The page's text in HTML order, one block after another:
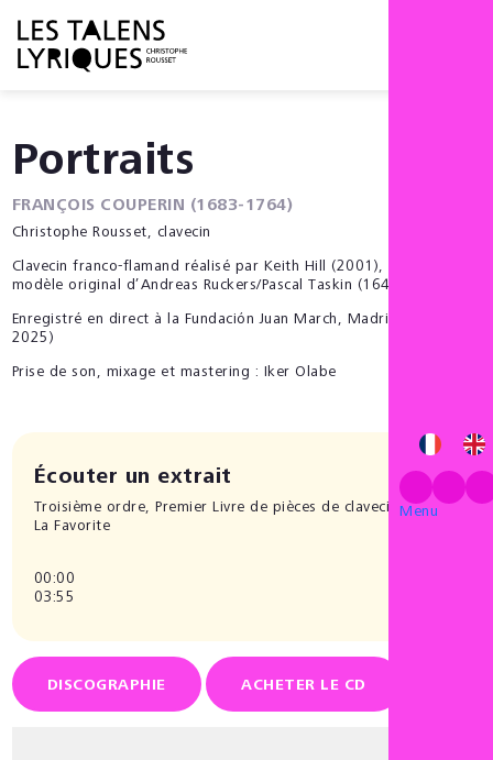
Menu
Portraits
FRANÇOIS COUPERIN (1683-1764)
Christophe Rousset, clavecin
Clavecin franco-flamand réalisé par Keith Hill (2001), d’après un
modèle original d’Andreas Ruckers/Pascal Taskin (1646/1780)
Enregistré en direct à la Fundación Juan March, Madrid (8 janvier
2025)
Prise de son, mixage et mastering : Iker Olabe
Écouter un extrait
Troisième ordre, Premier Livre de pièces de clavecin (1713)
La Favorite
00:00
03:55
DISCOGRAPHIE ACHETER LE CD